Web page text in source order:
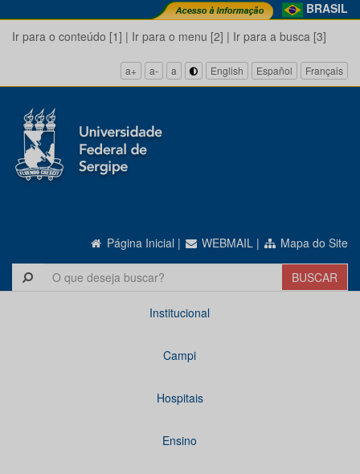
BRASIL
Ir para o conteúdo [1] | Ir para o menu [2] | Ir para a busca [3]
a+ a- a English Español Français
Página Inicial | WEBMAIL | Mapa do Site
Institucional
Campi
Hospitais
Ensino